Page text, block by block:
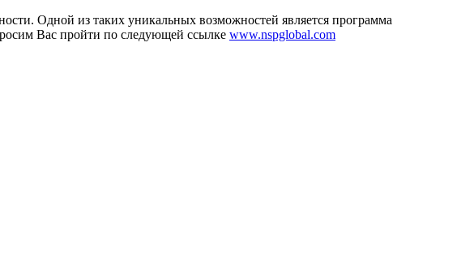
Одной из таких уникальных возможностей является программа
Вас пройти по следующей ссылке www.nspglobal.com